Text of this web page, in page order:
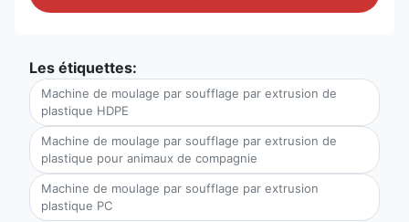
Les étiquettes:
Machine de moulage par soufflage par extrusion de
plastique HDPE
Machine de moulage par soufflage par extrusion de
plastique pour animaux de compagnie
Machine de moulage par soufflage par extrusion
plastique PC